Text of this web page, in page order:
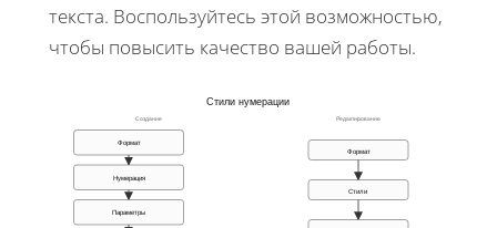
текста. Воспользуйтесь этой возможностью,
чтобы повысить качество вашей работы.
Стили нумерации
Формат
Нумерация
Параметры
Формат
Стили
Создание Редактирование